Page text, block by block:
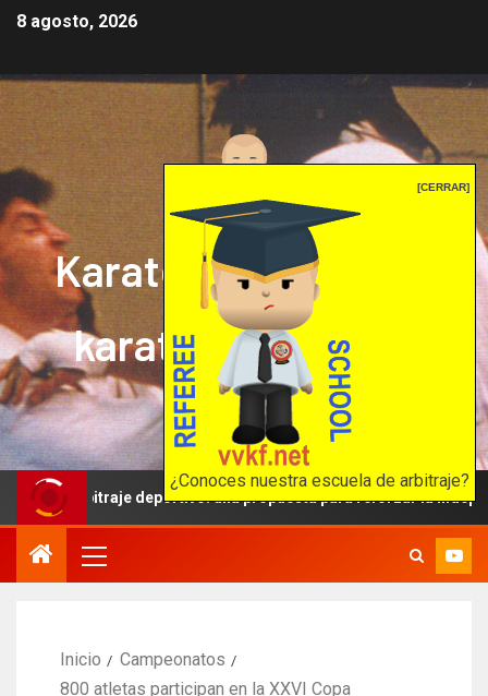
[CERRAR]
¿Conoces nuestra escuela de arbitraje?
8 agosto, 2026
Karate mrprepor: el
karate en internet
El karate en internet
deportivo: una propuesta para reforzar la independencia
Inicio
Campeonatos
800 atletas participan en la XXVI Copa